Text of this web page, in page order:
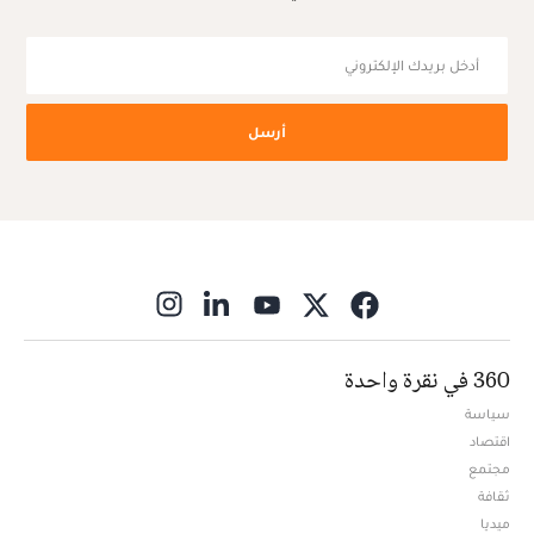
أرسل
360 في نقرة واحدة
سياسة
اقتصاد
مجتمع
ثقافة
ميديا